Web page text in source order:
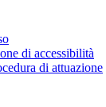
di accessibilità
di attuazione